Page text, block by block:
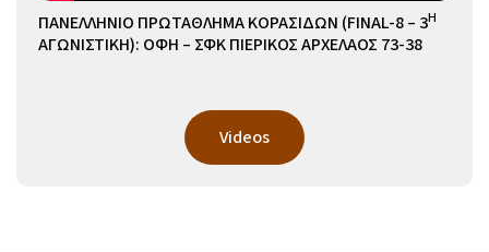
ΠΑΝΕΛΛΗΝΙΟ ΠΡΩΤΑΘΛΗΜΑ ΚΟΡΑΣΙΔΩΝ (FINAL-8 – 3Η
ΑΓΩΝΙΣΤΙΚΗ): ΟΦΗ – ΣΦΚ ΠΙΕΡΙΚΟΣ ΑΡΧΕΛΑΟΣ 73-38
Videos